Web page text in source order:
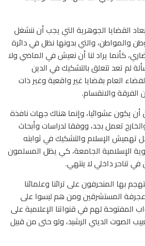
القضايا الجوهرية التي يجب أن ننشغل
والمواطن، والتي بدونها نظل في دائرة
كأنما يراد لنا أن نعيش في الماضي ولا
لم تعد تتعلق بالتشكيك في الدين
العام بقضايا غير واقعية وغير ذات
الفرقة والانقسام.
يكون عشوائيا، وإنما هناك جهات نافذة
تعمل بجد، ووفقا لدراسات وأبحاث
تهميش الإسلام والتشكيك في ثوابته
الإسلامية الجامعة، كي يظل المسلمون
في تناحر داخلي لا ينتهي.
بها المنحرفون على ترائنا وعلمائنا
عجرفة المستشرقين ومن هم ليسوا على
المفتوحة لهم في قنواتنا الإعلامية على
الصوت الديني الرشيد، ولو حتى من قبيل